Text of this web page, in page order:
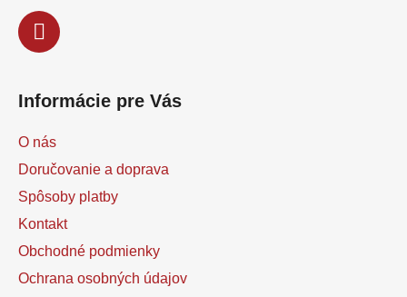
Informácie pre Vás
O nás
Doručovanie a doprava
Spôsoby platby
Kontakt
Obchodné podmienky
Ochrana osobných údajov